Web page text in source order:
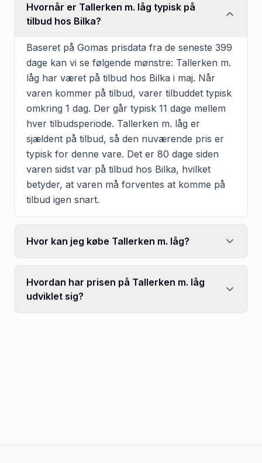
Hvornår er Tallerken m. låg typisk på
tilbud hos Bilka?
Baseret på Gomas prisdata fra de seneste 399
dage kan vi se følgende mønstre: Tallerken m.
låg har været på tilbud hos Bilka i maj. Når
varen kommer på tilbud, varer tilbuddet typisk
omkring 1 dag. Der går typisk 11 dage mellem
hver tilbudsperiode. Tallerken m. låg er
sjældent på tilbud, så den nuværende pris er
typisk for denne vare. Det er 80 dage siden
varen sidst var på tilbud hos Bilka, hvilket
betyder, at varen må forventes at komme på
tilbud igen snart.
Hvor kan jeg købe Tallerken m. låg?
Hvordan har prisen på Tallerken m. låg
udviklet sig?